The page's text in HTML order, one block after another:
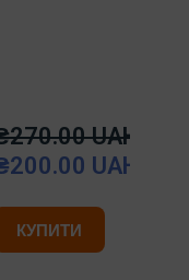
UAH
UAH
КУПИТИ